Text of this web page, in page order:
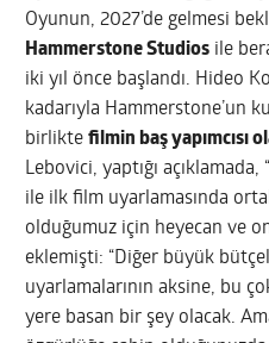
Oyunun, 2027’de gelmesi
Hammerstone Studios ile
iki yıl önce başlandı. Hideo
kadarıyla Hammerstone’un
birliktefilmin baş yapımcısı
Lebovici, yaptığı
ile ilk film uyarlamasında
olduğumuz için heyecan ve
eklemişti: “Diğer büyük
uyarlamalarının aksine, bu
yere basan bir şey olacak.